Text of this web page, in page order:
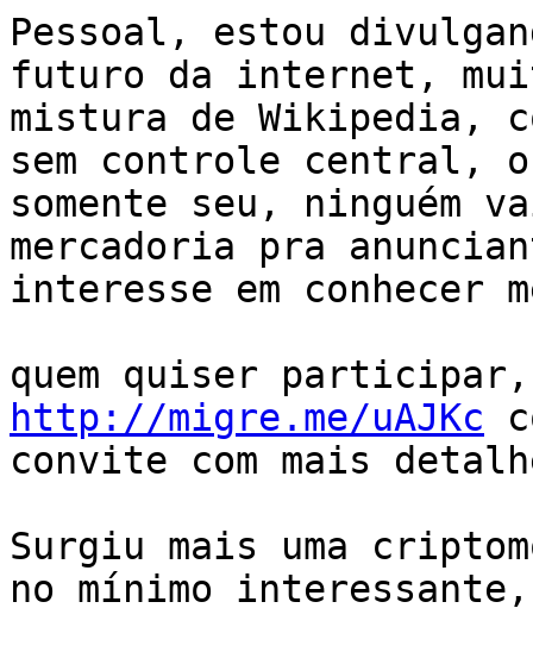
Pessoal, estou
futuro da internet,
mistura de Wikipedia,
sem controle central,
somente seu, ninguém
mercadoria pra
interesse em conhecer
http://migre.me/uAJKc
convite com mais
Surgiu mais uma
no mínimo interessante,